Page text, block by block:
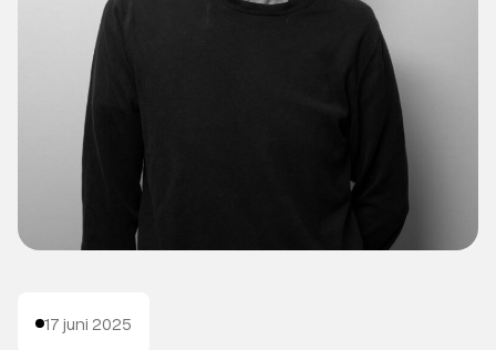
Datacenter & infrastruktur
Om oss
17 juni 2025